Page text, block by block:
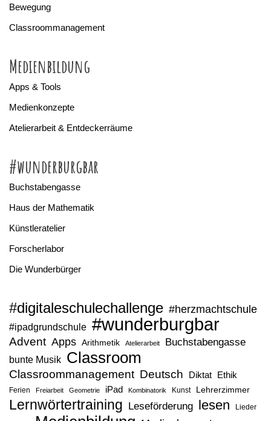
Bewegung
Classroommanagement
Medienbildung
Apps & Tools
Medienkonzepte
Atelierarbeit & Entdeckerräume
#wunderburgbar
Buchstabengasse
Haus der Mathematik
Künstleratelier
Forscherlabor
Die Wunderbürger
#digitaleschulechallenge #herzmachtschule
#ipadgrundschule #wunderburgbar
Advent Apps Arithmetik Atelierarbeit Buchstabengasse
bunte Musik Classroom
Classroommanagement Deutsch Diktat Ethik
Ferien Freiarbeit Geometrie iPad Kombinatorik Kunst Lehrerzimmer
Lernwörtertraining Leseförderung lesen Lieder